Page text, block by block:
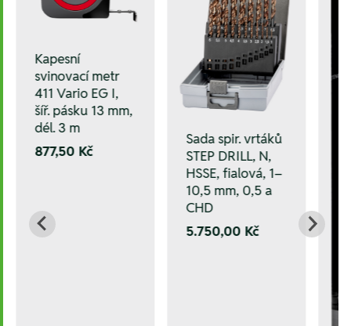
Kapesní
svinovací metr
411 Vario EG I,
šíř. pásku 13 mm,
dél. 3 m
877,50 Kč
Sada spir. vrtáků
STEP DRILL, N,
HSSE, fialová, 1–
10,5 mm, 0,5 a
CHD
5.750,00 Kč